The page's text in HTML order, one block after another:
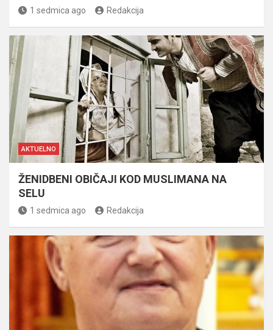
1 sedmica ago Redakcija
AKTUELNO
ŽENIDBENI OBIČAJI KOD MUSLIMANA NA
SELU
1 sedmica ago Redakcija